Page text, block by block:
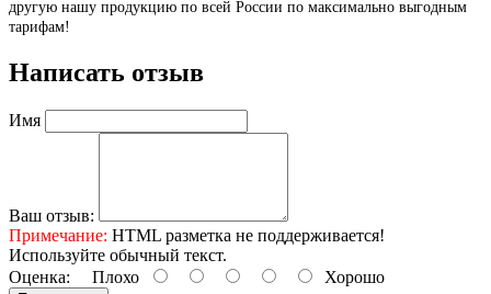
другую нашу продукцию по всей России по максимально выгодным
тарифам!
Написать отзыв
Имя
Ваш отзыв:
Примечание: HTML разметка не поддерживается!
Используйте обычный текст.
Оценка: Плохо Хорошо